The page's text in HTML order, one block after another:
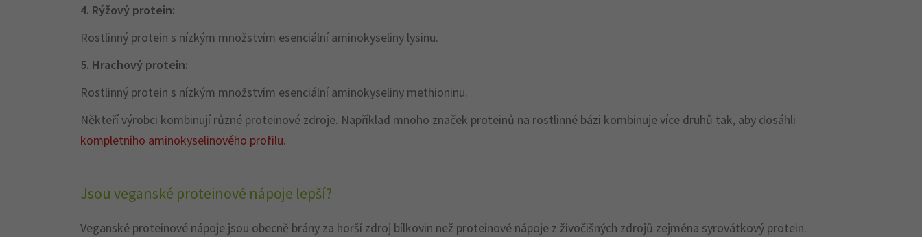
4. Rýžový protein:
Rostlinný protein s nízkým množstvím esenciální aminokyseliny lysinu.
5. Hrachový protein:
Rostlinný protein s nízkým množstvím esenciální aminokyseliny methioninu.
Někteří výrobci kombinují různé proteinové zdroje. Například mnoho značek proteinů na rostlinné bázi kombinuje více druhů tak, aby dosáhli
kompletního aminokyselinového profilu.
Jsou veganské proteinové nápoje lepší?
Veganské proteinové nápoje jsou obecně brány za horší zdroj bílkovin než proteinové nápoje z živočišných zdrojů zejména syrovátkový protein.